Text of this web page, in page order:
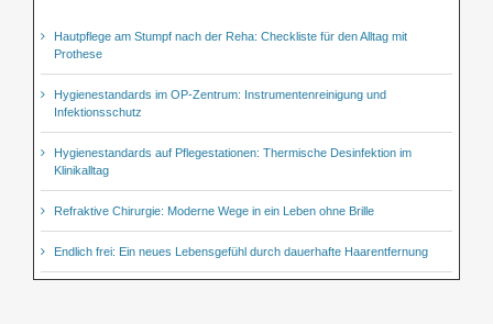
Hautpflege am Stumpf nach der Reha: Checkliste für den Alltag mit
Prothese
Hygienestandards im OP-Zentrum: Instrumentenreinigung und
Infektionsschutz
Hygienestandards auf Pflegestationen: Thermische Desinfektion im
Klinikalltag
Refraktive Chirurgie: Moderne Wege in ein Leben ohne Brille
Endlich frei: Ein neues Lebensgefühl durch dauerhafte Haarentfernung